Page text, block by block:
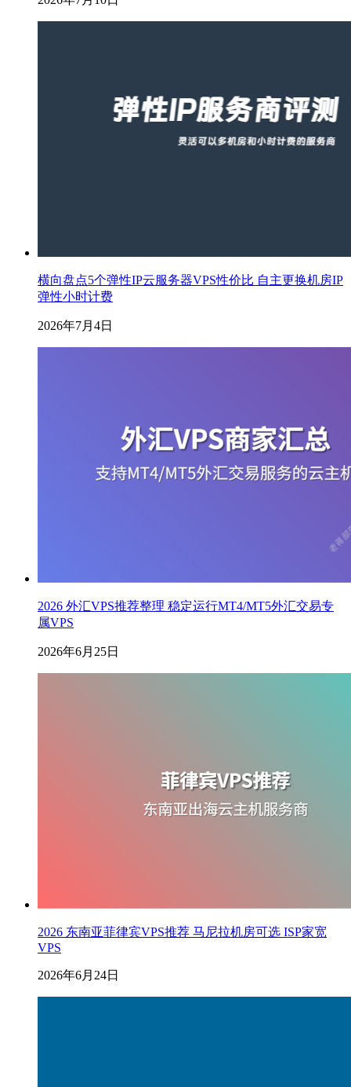
横向盘点5个弹性IP云服务器VPS性价比 自主更换机房IP
弹性小时计费
2026年7月4日
2026 外汇VPS推荐整理 稳定运行MT4/MT5外汇交易专
属VPS
2026年6月25日
2026 东南亚菲律宾VPS推荐 马尼拉机房可选 ISP家宽
VPS
2026年6月24日